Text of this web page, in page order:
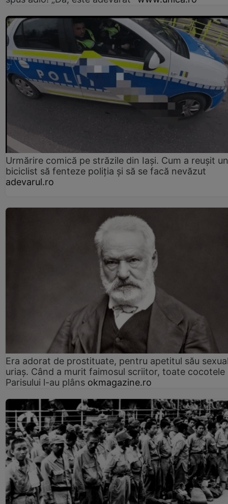
Urmărire comică pe străzile din Iași. Cum a reușit un
biciclist să fenteze poliția și să se facă nevăzut
adevarul.ro
Era adorat de prostituate, pentru apetitul său
uriaș. Când a murit faimosul scriitor, toate cocotele
Parisului l-au plâns okmagazine.ro